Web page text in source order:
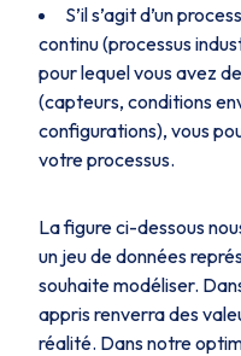
S’il s’agit d’un
continu (processus
pour lequel vous avez
(capteurs, conditions
configurations), vous
votre processus.
La figure ci-dessous
un jeu de données
souhaite modéliser.
appris renverra des
réalité. Dans notre